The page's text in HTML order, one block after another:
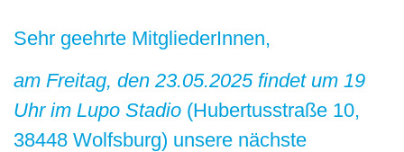
Sehr geehrte MitgliederInnen,
am Freitag, den 23.05.2025 findet um 19
Uhr im Lupo Stadio (Hubertusstraße 10,
38448 Wolfsburg) unsere nächste